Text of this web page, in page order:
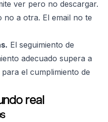
ver pero no descargar.
no a otra. El email no te
El seguimiento de
adecuado supera a
el cumplimiento de
real